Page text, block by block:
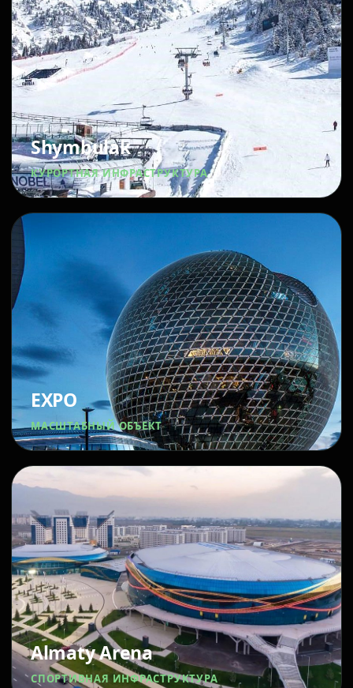
Shymbulak
КУРОРТНАЯ ИНФРАСТРУКТУРА
EXPO
МАСШТАБНЫЙ ОБЪЕКТ
Almaty Arena
СПОРТИВНАЯ ИНФРАСТРУКТУРА